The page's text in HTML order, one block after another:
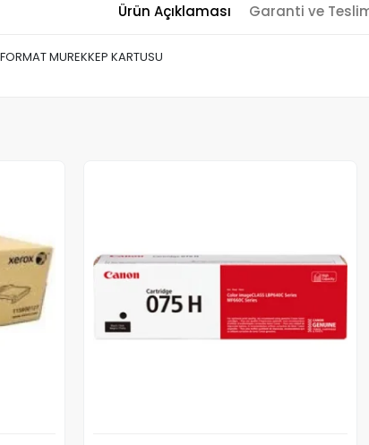
Ürün Açıklaması Garanti ve
MUREKKEP KARTUSU